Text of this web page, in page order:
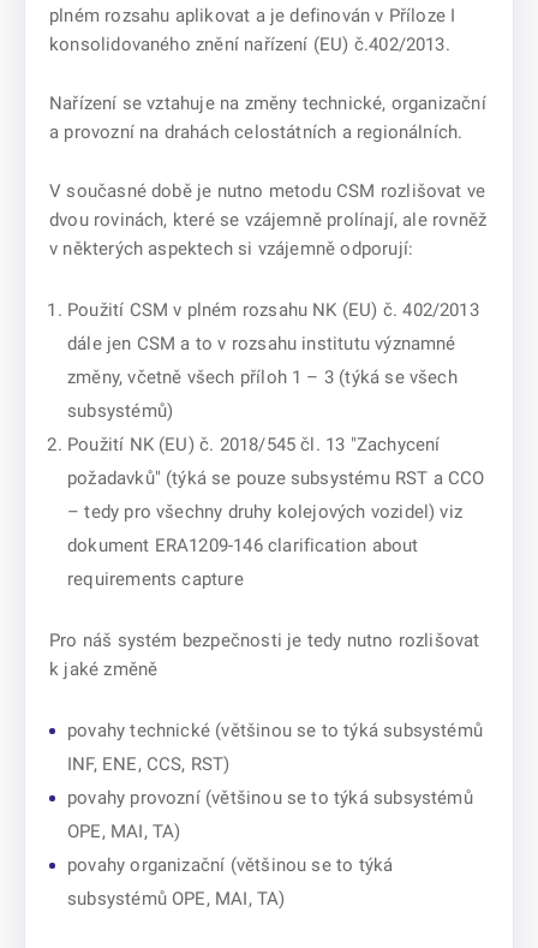
plném rozsahu aplikovat a je definován v Příloze I
konsolidovaného znění nařízení (EU) č.402/2013.
Nařízení se vztahuje na změny technické, organizační
a provozní na drahách celostátních a regionálních.
V současné době je nutno metodu CSM rozlišovat ve
dvou rovinách, které se vzájemně prolínají, ale rovněž
v některých aspektech si vzájemně odporují:
Použití CSM v plném rozsahu NK (EU) č. 402/2013
dále jen CSM a to v rozsahu institutu významné
změny, včetně všech příloh 1 – 3 (týká se všech
subsystémů)
Použití NK (EU) č. 2018/545 čl. 13 "Zachycení
požadavků" (týká se pouze subsystému RST a CCO
– tedy pro všechny druhy kolejových vozidel) viz
dokument ERA1209-146 clarification about
requirements capture
Pro náš systém bezpečnosti je tedy nutno rozlišovat
k jaké změně
povahy technické (většinou se to týká subsystémů
INF, ENE, CCS, RST)
povahy provozní (většinou se to týká subsystémů
OPE, MAI, TA)
povahy organizační (většinou se to týká
subsystémů OPE, MAI, TA)